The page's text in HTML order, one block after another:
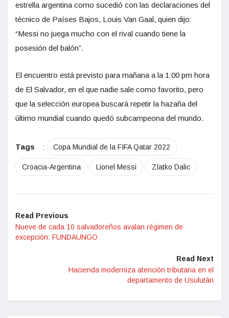
estrella argentina como sucedió con las declaraciones del
técnico de Países Bajos, Louis Van Gaal, quien dijo:
“Messi no juega mucho con el rival cuando tiene la
posesión del balón”.
El encuentro está previsto para mañana a la 1:00 pm hora
de El Salvador, en el que nadie sale como favorito, pero
que la selección europea buscará repetir la hazaña del
último mundial cuando quedó subcampeona del mundo.
Tags : Copa Mundial de la FIFA Qatar 2022
Croacia-Argentina Lionel Messi Zlatko Dalic
Read Previous
Nueve de cada 10 salvadoreños avalan régimen de
excepción: FUNDAUNGO
Read Next
Hacienda moderniza atención tributaria en el
departamento de Usulután